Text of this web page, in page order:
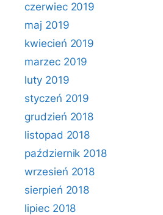
czerwiec 2019
maj 2019
kwiecień 2019
marzec 2019
luty 2019
styczeń 2019
grudzień 2018
listopad 2018
październik 2018
wrzesień 2018
sierpień 2018
lipiec 2018